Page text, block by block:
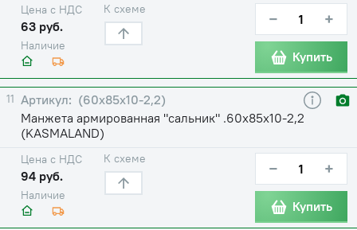
Наличие
Цена с НДС
63 руб.
К схеме − +
Купить
11
(60х85х10-2,2)
Манжета армированная "сальник" .60х85х10-2,2
(KASMALAND)
Наличие
Цена с НДС
94 руб.
К схеме − +
Купить